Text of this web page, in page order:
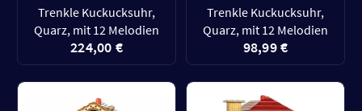
Trenkle Kuckucksuhr,
Quarz, mit 12 Melodien
224,00 €
Trenkle Kuckucksuhr,
Quarz, mit 12 Melodien
98,99 €